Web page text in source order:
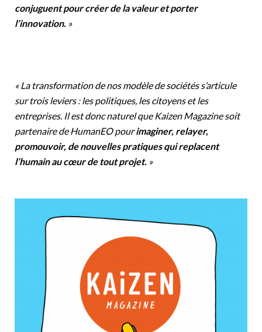
conjuguent pour créer de la valeur et porter
l’innovation. »
« La transformation de nos modèle de sociétés s’articule
sur trois leviers : les politiques, les citoyens et les
entreprises. Il est donc naturel que Kaizen Magazine soit
partenaire de HumanEO pourimaginer, relayer,
promouvoir, de nouvelles pratiques qui replacent
l’humain au cœur de tout projet. »